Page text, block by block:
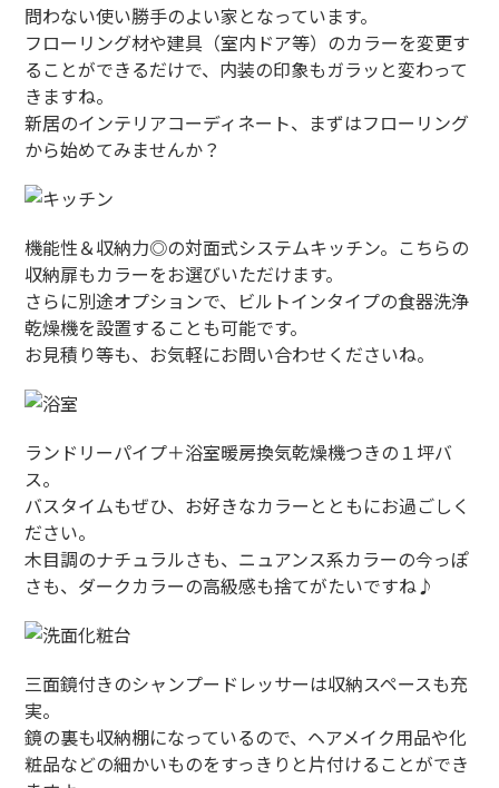
問わない使い勝手のよい家となっています。
フローリング材や建具（室内ドア等）のカラーを変更す
ることができるだけで、内装の印象もガラッと変わって
きますね。
新居のインテリアコーディネート、まずはフローリング
から始めてみませんか？
機能性＆収納力◎の対面式システムキッチン。こちらの
収納扉もカラーをお選びいただけます。
さらに別途オプションで、ビルトインタイプの食器洗浄
乾燥機を設置することも可能です。
お見積り等も、お気軽にお問い合わせくださいね。
ランドリーパイプ＋浴室暖房換気乾燥機つきの１坪バ
ス。
バスタイムもぜひ、お好きなカラーとともにお過ごしく
ださい。
木目調のナチュラルさも、ニュアンス系カラーの今っぽ
さも、ダークカラーの高級感も捨てがたいですね♪
三面鏡付きのシャンプードレッサーは収納スペースも充
実。
鏡の裏も収納棚になっているので、ヘアメイク用品や化
粧品などの細かいものをすっきりと片付けることができ